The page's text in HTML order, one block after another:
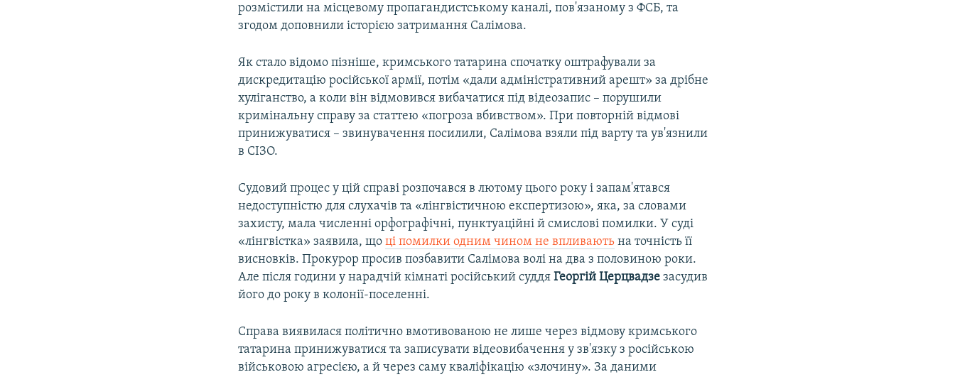
розмістили на місцевому пропагандистському каналі, пов'язаному з ФСБ, та
згодом доповнили історією затримання Салімова.
Як стало відомо пізніше, кримського татарина спочатку оштрафували за
дискредитацію російської армії, потім «дали адміністративний арешт» за дрібне
хуліганство, а коли він відмовився вибачатися під відеозапис – порушили
кримінальну справу за статтею «погроза вбивством». При повторній відмові
принижуватися – звинувачення посилили, Салімова взяли під варту та ув'язнили
в СІЗО.
Судовий процес у цій справі розпочався в лютому цього року і запам'ятався
недоступністю для слухачів та «лінгвістичною експертизою», яка, за словами
захисту, мала численні орфографічні, пунктуаційні й смислові помилки. У суді
«лінгвістка» заявила, щоці помилки одним чином не впливають на точність її
висновків. Прокурор просив позбавити Салімова волі на два з половиною роки.
Але після години у нарадчій кімнаті російський суддяГеоргій Церцвадзе засудив
його до року в колонії-поселенні.
Справа виявилася політично вмотивованою не лише через відмову кримського
татарина принижуватися та записувати відеовибачення у зв'язку з російською
військовою агресією, а й через саму кваліфікацію «злочину». За даними